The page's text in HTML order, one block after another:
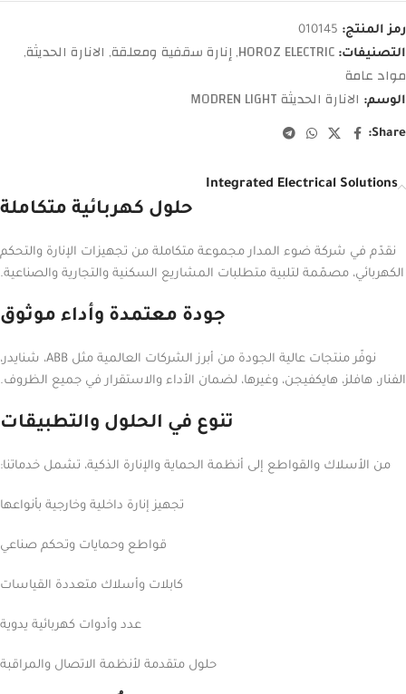
رمز المنتج: 010145
التصنيفات: HOROZ ELECTRIC
, إنارة سقفية ومعلقة, الانارة الحديثة,
مواد عامة
الوسم: الانارة الحديثة MODREN LIGHT
Share:
Integrated Electrical Solutions
حلول كهربائية متكاملة
نقدّم في شركة ضوء المدار مجموعة متكاملة من تجهيزات الإنارة والتحكم
الكهربائي، مصمّمة لتلبية متطلبات المشاريع السكنية والتجارية والصناعية.
جودة معتمدة وأداء موثوق
نوفّر منتجات عالية الجودة من أبرز الشركات العالمية مثل ABB، شنايدر،
الفنار، هافلز، هايكفيجن، وغيرها، لضمان الأداء والاستقرار في جميع الظروف.
تنوع في الحلول والتطبيقات
من الأسلاك والقواطع إلى أنظمة الحماية والإنارة الذكية، تشمل خدماتنا:
تجهيز إنارة داخلية وخارجية بأنواعها
قواطع وحمايات وتحكم صناعي
كابلات وأسلاك متعددة القياسات
عدد وأدوات كهربائية يدوية
حلول متقدمة لأنظمة الاتصال والمراقبة